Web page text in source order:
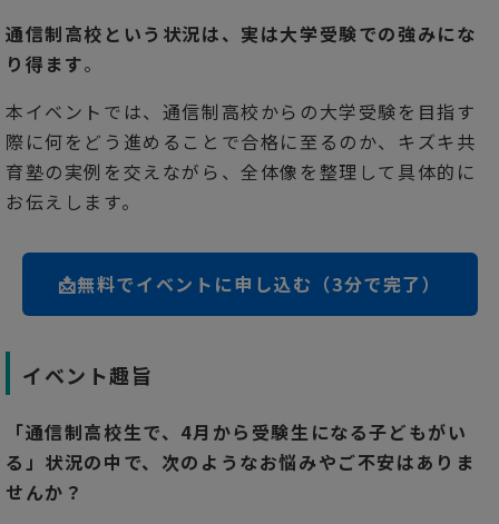
通信制高校という状況は、実は大学受験での強みにな
り得ます。
本イベントでは、通信制高校からの大学受験を目指す
際に何をどう進めることで合格に至るのか、キズキ共
育塾の実例を交えながら、全体像を整理して具体的に
お伝えします。
📩無料でイベントに申し込む（3分で完了）
イベント趣旨
「通信制高校生で、4月から受験生になる子どもがい
る」状況の中で、次のようなお悩みやご不安はありま
せんか？